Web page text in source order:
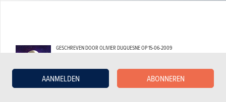
AANMELDEN ABONNEREN
GESCHREVEN DOOR OLIVIER DUQUESNE OP15-06-2009